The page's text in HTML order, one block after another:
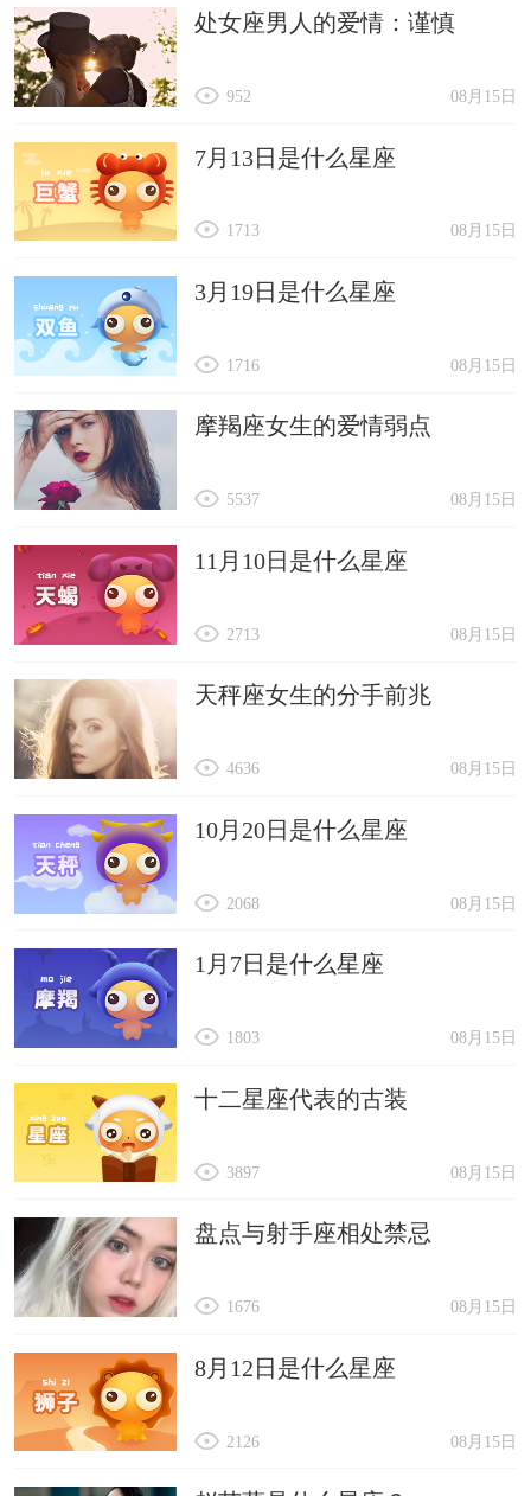
处女座男人的爱情：谨慎
08月15日
952
7月13日是什么星座
08月15日
1713
3月19日是什么星座
08月15日
1716
摩羯座女生的爱情弱点
08月15日
5537
11月10日是什么星座
08月15日
2713
天秤座女生的分手前兆
08月15日
4636
10月20日是什么星座
08月15日
2068
1月7日是什么星座
08月15日
1803
十二星座代表的古装
08月15日
3897
盘点与射手座相处禁忌
08月15日
1676
8月12日是什么星座
08月15日
2126